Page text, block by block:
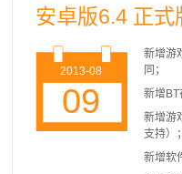
安卓版6.4 正式
2013-08
09
新增游
同；
新增BT
新增游
支持）；
新增软